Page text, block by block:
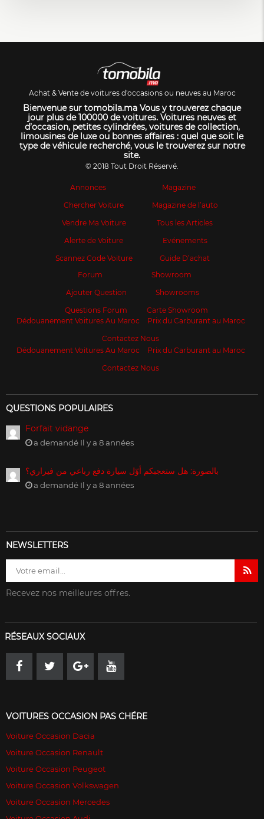
Achat & Vente de voitures d'occasions ou neuves au Maroc
Bienvenue sur tomobila.ma Vous y trouverez chaque
jour plus de 100000 de voitures. Voitures neuves et
d’occasion, petites cylindrées, voitures de collection,
limousines de luxe ou bonnes affaires : quel que soit le
type de véhicule recherché, vous le trouverez sur notre
site.
© 2018 Tout Droit Réservé.
Annonces
Chercher Voiture
Vendre Ma Voiture
Alerte de Voiture
Scannez Code Voiture
Magazine
Magazine de l’auto
Tous les Articles
Evénements
Guide D’achat
Forum
Ajouter Question
Questions Forum
Showroom
Showrooms
Carte Showroom
Dédouanement Voitures Au Maroc
Prix du Carburant au Maroc
Contactez Nous
Dédouanement Voitures Au Maroc
Prix du Carburant au Maroc
Contactez Nous
QUESTIONS POPULAIRES
Forfait vidange
a demandé Il y a 8 années
بالصورة: هل ستعجبكم أوّل سيارة دفع رباعي من فيراري؟
a demandé Il y a 8 années
NEWSLETTERS
Recevez nos meilleures offres.
RÉSEAUX SOCIAUX
VOITURES OCCASION PAS CHÉRE
Voiture Occasion Dacia
Voiture Occasion Renault
Voiture Occasion Peugeot
Voiture Occasion Volkswagen
Voiture Occasion Mercedes